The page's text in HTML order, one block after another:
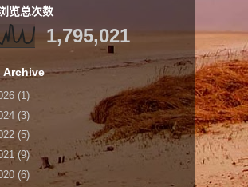
览总次数
1,795,021
Archive
(1)
(3)
(5)
(9)
(6)